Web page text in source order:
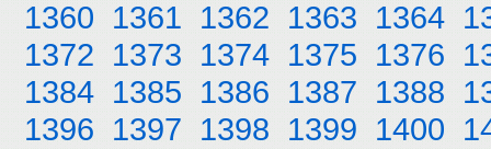
1360 1361 1362 1363 1364
1372 1373 1374 1375 1376
1384 1385 1386 1387 1388
1396 1397 1398 1399 1400